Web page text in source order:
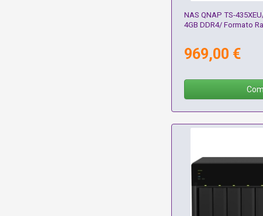
NAS QNAP TS-
4GB DDR4/ Formato
969,00 €